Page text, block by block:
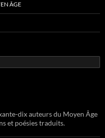
ÂGE
dix auteurs du Moyen Âge
et poésies traduits.